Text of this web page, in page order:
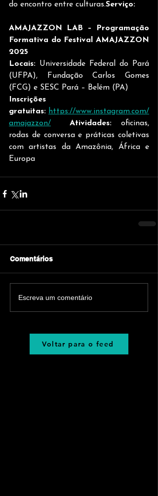
do encontro entre culturas.Serviço:
AMAJAZZON LAB – Programação
Formativa do Festival AMAJAZZON
2025
Locais: Universidade Federal do Pará
(UFPA), Fundação Carlos Gomes
(FCG) e SESC Pará – Belém (PA)
Inscrições
gratuitas: https://www.instagram.com/
amajazzon/
Atividades: oficinas,
rodas de conversa e práticas coletivas
com artistas da Amazônia, África e
Europa
Comentários
Escreva um comentário
Voltar para o feed